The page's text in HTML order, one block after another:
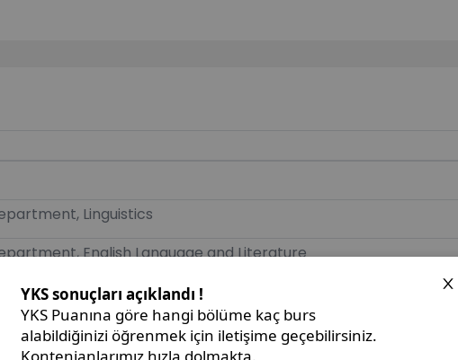
Linguistics
English Language and Literature